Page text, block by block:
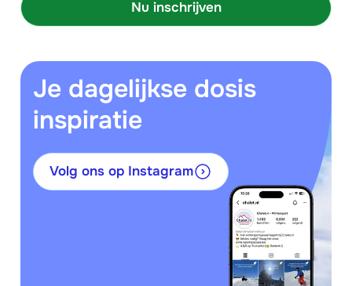
Nu inschrijven
Je dagelijkse dosis
inspiratie
Volg ons op Instagram